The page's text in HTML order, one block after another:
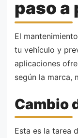
paso a
El
tu vehículo y
aplicaciones
según la marca,
Cambio
Esta es la tarea